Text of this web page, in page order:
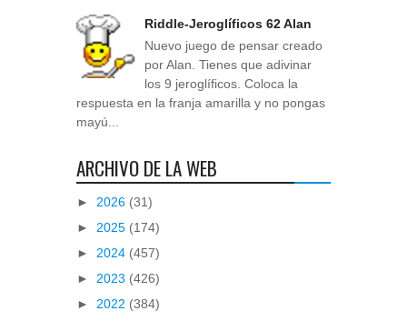
Riddle-Jeroglíficos 62 Alan
Nuevo juego de pensar creado
por Alan. Tienes que adivinar
los 9 jeroglíficos. Coloca la
respuesta en la franja amarilla y no pongas
mayú...
ARCHIVO DE LA WEB
► 2026 (31)
► 2025 (174)
► 2024 (457)
► 2023 (426)
► 2022 (384)